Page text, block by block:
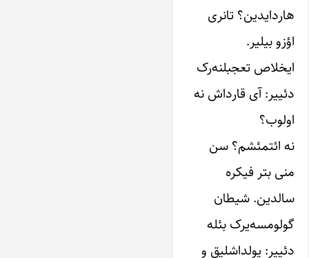
هاردایدین؟ تانری
اؤزو‌ بیلیر.
ایخلاص تعجبلنه‌رک‌
دئییر: آی‌ قارداش نه‌
او‌لوب؟
نه ائتمئشم؟ سن‌
منی بتر فیکره
سالدین‌. شیطان
‌گو‌لومسه‌یرک‌ بئله
دئییر: ‌یولداشلیق‌ و‌